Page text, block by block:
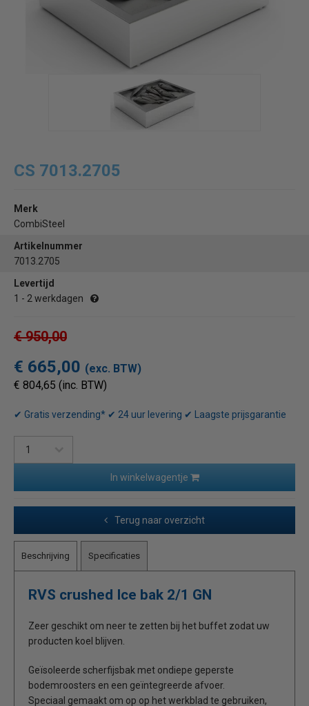
CS 7013.2705
Merk
CombiSteel
Artikelnummer
7013.2705
Levertijd
1 - 2 werkdagen
€ 950,00
€ 665,00 (exc. BTW)
€ 804,65 (inc. BTW)
✔ Gratis verzending* ✔ 24 uur levering ✔ Laagste prijsgarantie
In winkelwagentje
Terug naar overzicht
Beschrijving Specificaties
RVS crushed Ice bak 2/1 GN
Zeer geschikt om neer te zetten bij het buffet zodat uw
producten koel blijven.
Geïsoleerde scherfijsbak met ondiepe geperste
bodemroosters en een geïntegreerde afvoer.
Speciaal gemaakt om op op het werkblad te gebruiken,